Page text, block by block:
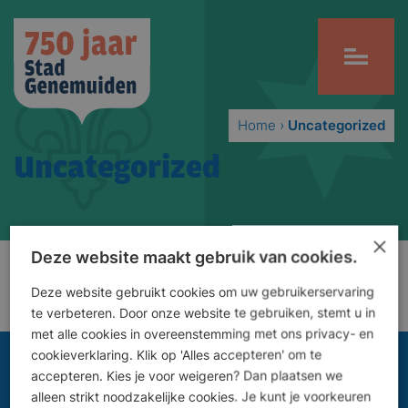
Home › Uncategorized
Uncategorized
×
Deze website maakt gebruik van cookies.
Deze website gebruikt cookies om uw gebruikerservaring
te verbeteren. Door onze website te gebruiken, stemt u in
met alle cookies in overeenstemming met ons privacy- en
cookieverklaring. Klik op 'Alles accepteren' om te
accepteren. Kies je voor weigeren? Dan plaatsen we
alleen strikt noodzakelijke cookies. Je kunt je voorkeuren